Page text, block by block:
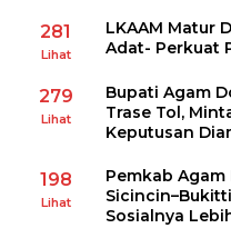
281
Lihat
LKAAM Matur
Adat- Perkuat
279
Lihat
Bupati Agam
Trase Tol,
Keputusan
198
Lihat
Pemkab
Sosialnya